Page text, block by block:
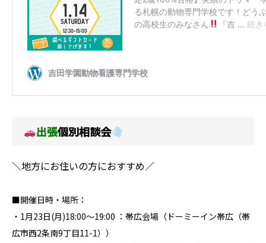
出張個別相談会
＼地方にお住いの方におすすめ／
■開催日時・場所：
・1月23日(月)18:00～19:00 ： 帯広会場（ドーミーイン帯広（帯
広市西2条南9丁目11-1））